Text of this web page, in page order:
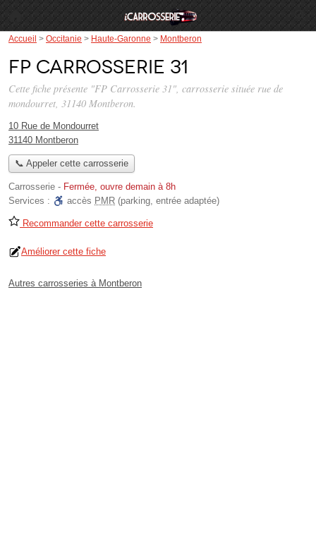
Accueil > Occitanie > Haute-Garonne > Montberon
FP Carrosserie 31
Cette fiche présente "FP Carrosserie 31", carrosserie située rue de
mondourret, 31140 Montberon.
10 Rue de Mondourret
31140 Montberon
📞 Appeler cette carrosserie
Carrosserie - Fermée, ouvre demain à 8h
Services :
accès PMR (parking, entrée adaptée)
Recommander cette carrosserie
Améliorer cette fiche
Autres carrosseries à Montberon